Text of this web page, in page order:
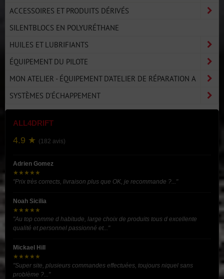
ACCESSOIRES ET PRODUITS DÉRIVÉS
SILENTBLOCS EN POLYURÉTHANE
HUILES ET LUBRIFIANTS
ÉQUIPEMENT DU PILOTE
MON ATELIER - ÉQUIPEMENT D'ATELIER DE RÉPARATION A
SYSTÈMES D'ÉCHAPPEMENT
ALL4DRIFT
4.9 ★ (182 avis)
Adrien Gomez
★★★★★
"Prix très corrects, livraison plus que OK, je recommande ?..."
Noah Sicilia
★★★★★
"Au top comme d habitude, large choix de produits tous d excellente
qualité et personnel passionné et..."
Mickael Hill
★★★★★
"Super site, plusieurs commandes effectuées, toujours niquel sans
problème ?..."